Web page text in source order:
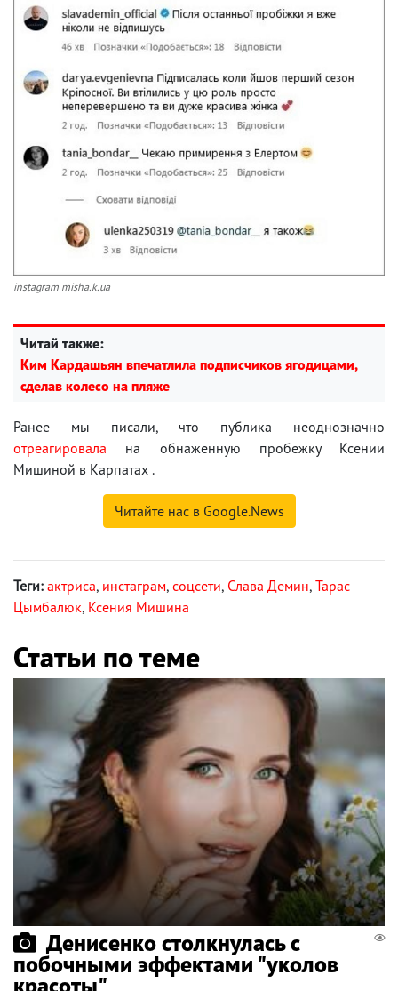
instagram misha.k.ua
Читай также:
Ким Кардашьян впечатлила подписчиков ягодицами,
сделав колесо на пляже
Ранее мы писали, что публика неоднозначно
отреагировала на обнаженную пробежку Ксении
Мишиной в Карпатах .
Читайте нас в Google.News
Теги: актриса, инстаграм, соцсети, Слава Демин, Тарас
Цымбалюк, Ксения Мишина
Статьи по теме
Денисенко столкнулась с
побочными эффектами "уколов